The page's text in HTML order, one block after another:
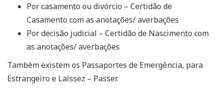
Por casamento ou divórcio – Certidão de
Casamento com as anotações/ averbações
Por decisão judicial – Certidão de Nascimento com
as anotações/ averbações
Também existem os Passaportes de Emergência, para
Estrangeiro e Laissez – Passer.